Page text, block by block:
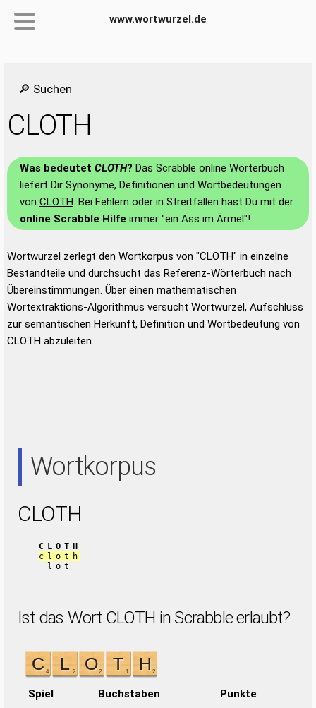
www.wortwurzel.de
🔎 Suchen
CLOTH
Was bedeutet CLOTH? Das Scrabble online Wörterbuch
liefert Dir Synonyme, Definitionen und Wortbedeutungen
von CLOTH. Bei Fehlern oder in Streitfällen hast Du mit der
online Scrabble Hilfe immer "ein Ass im Ärmel"!
Wortwurzel zerlegt den Wortkorpus von "CLOTH" in einzelne
Bestandteile und durchsucht das Referenz-Wörterbuch nach
Übereinstimmungen. Über einen mathematischen
Wortextraktions-Algorithmus versucht Wortwurzel, Aufschluss
zur semantischen Herkunft, Definition und Wortbedeutung von
CLOTH abzuleiten.
Wortkorpus
CLOTH
CLOTH
cloth
lot
Ist das Wort CLOTH in Scrabble erlaubt?
Spiel Buchstaben Punkte